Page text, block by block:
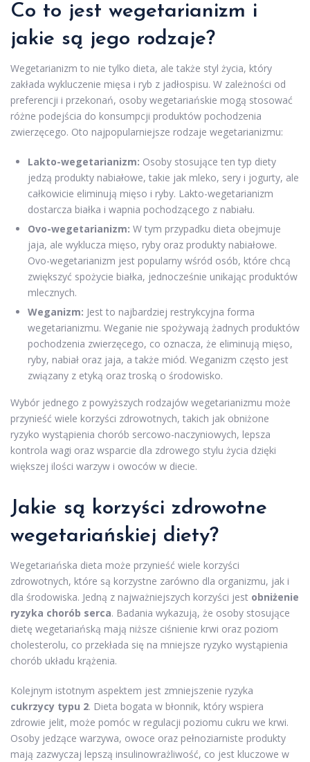
Co to jest wegetarianizm i
jakie są jego rodzaje?
Wegetarianizm to nie tylko dieta, ale także styl życia, który
zakłada wykluczenie mięsa i ryb z jadłospisu. W zależności od
preferencji i przekonań, osoby wegetariańskie mogą stosować
różne podejścia do konsumpcji produktów pochodzenia
zwierzęcego. Oto najpopularniejsze rodzaje wegetarianizmu:
Lakto-wegetarianizm: Osoby stosujące ten typ diety
jedzą produkty nabiałowe, takie jak mleko, sery i jogurty, ale
całkowicie eliminują mięso i ryby. Lakto-wegetarianizm
dostarcza białka i wapnia pochodzącego z nabiału.
Ovo-wegetarianizm: W tym przypadku dieta obejmuje
jaja, ale wyklucza mięso, ryby oraz produkty nabiałowe.
Ovo-wegetarianizm jest popularny wśród osób, które chcą
zwiększyć spożycie białka, jednocześnie unikając produktów
mlecznych.
Weganizm: Jest to najbardziej restrykcyjna forma
wegetarianizmu. Weganie nie spożywają żadnych produktów
pochodzenia zwierzęcego, co oznacza, że eliminują mięso,
ryby, nabiał oraz jaja, a także miód. Weganizm często jest
związany z etyką oraz troską o środowisko.
Wybór jednego z powyższych rodzajów wegetarianizmu może
przynieść wiele korzyści zdrowotnych, takich jak obniżone
ryzyko wystąpienia chorób sercowo-naczyniowych, lepsza
kontrola wagi oraz wsparcie dla zdrowego stylu życia dzięki
większej ilości warzyw i owoców w diecie.
Jakie są korzyści zdrowotne
wegetariańskiej diety?
Wegetariańska dieta może przynieść wiele korzyści
zdrowotnych, które są korzystne zarówno dla organizmu, jak i
dla środowiska. Jedną z najważniejszych korzyści jest obniżenie
ryzyka chorób serca. Badania wykazują, że osoby stosujące
dietę wegetariańską mają niższe ciśnienie krwi oraz poziom
cholesterolu, co przekłada się na mniejsze ryzyko wystąpienia
chorób układu krążenia.
Kolejnym istotnym aspektem jest zmniejszenie ryzyka
cukrzycy typu 2. Dieta bogata w błonnik, który wspiera
zdrowie jelit, może pomóc w regulacji poziomu cukru we krwi.
Osoby jedzące warzywa, owoce oraz pełnoziarniste produkty
mają zazwyczaj lepszą insulinowrażliwość, co jest kluczowe w